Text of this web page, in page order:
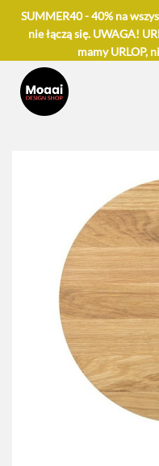
SUMMER40 - 40% na
nie łączą się. UWAGA!
mamy URLOP,